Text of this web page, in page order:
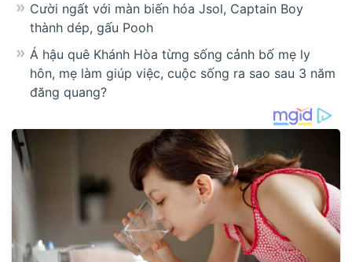
Cười ngất với màn biến hóa Jsol, Captain Boy
thành dép, gấu Pooh
Á hậu quê Khánh Hòa từng sống cảnh bố mẹ ly
hôn, mẹ làm giúp việc, cuộc sống ra sao sau 3 năm
đăng quang?